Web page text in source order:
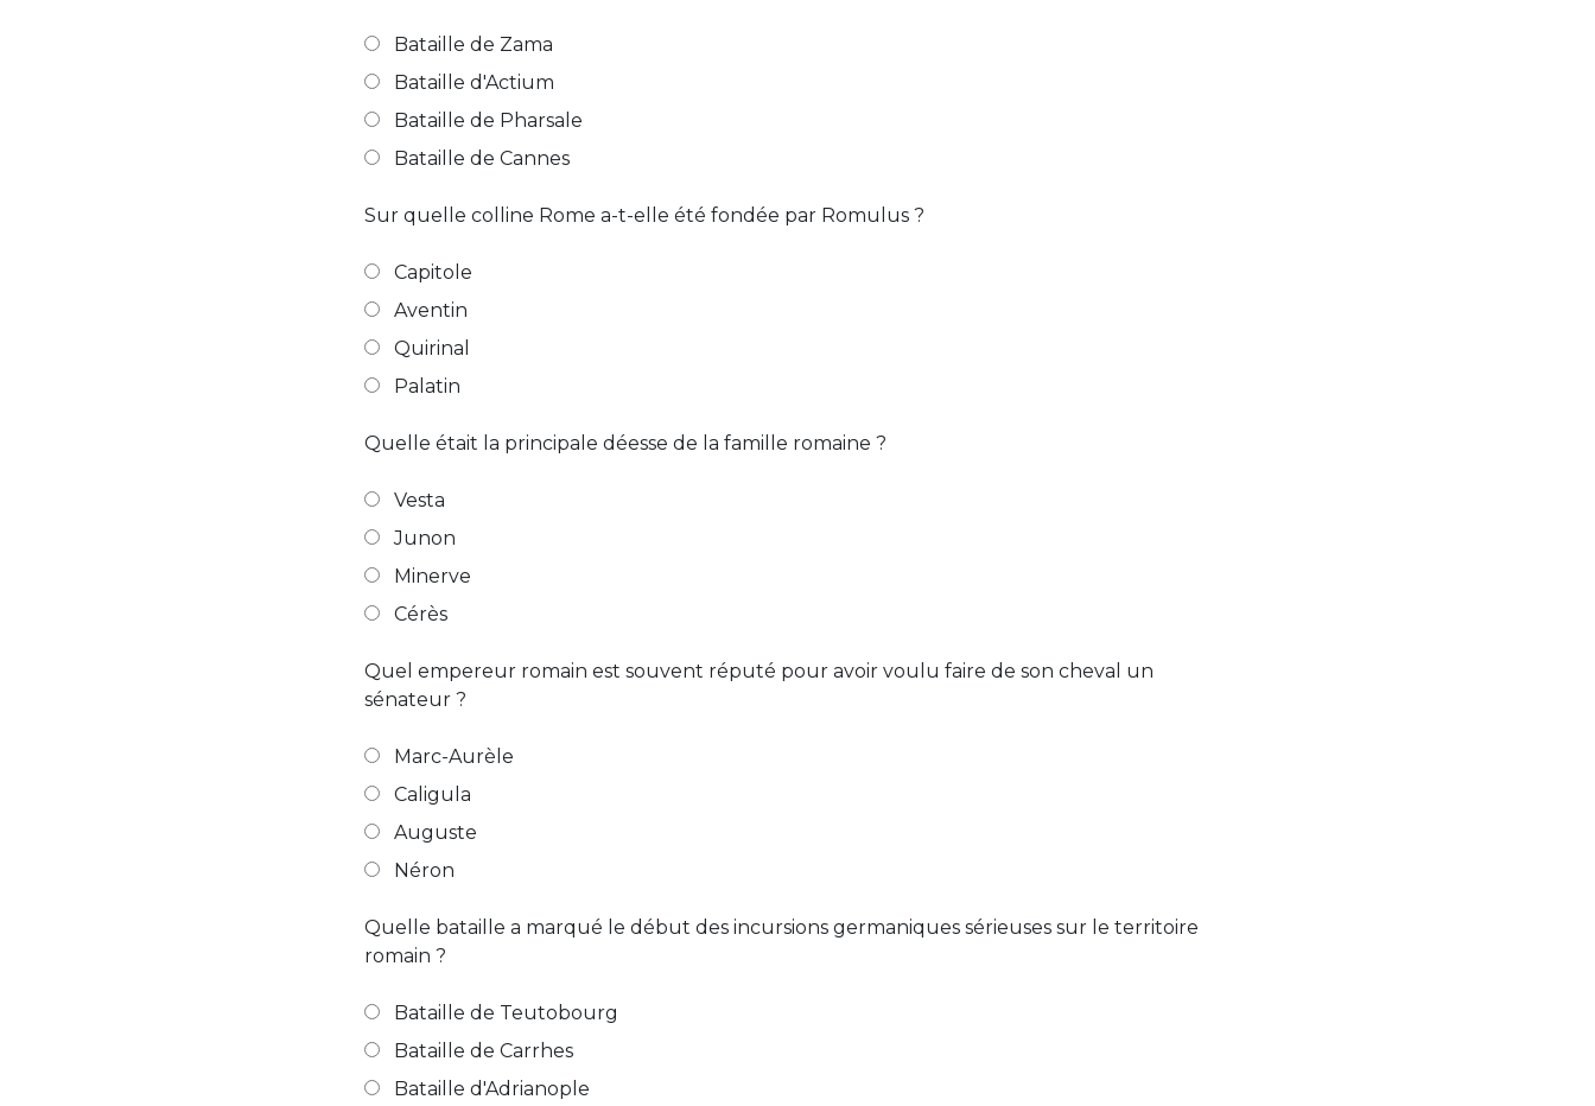
Bataille de Zama
Bataille d'Actium
Bataille de Pharsale
Bataille de Cannes
Sur quelle colline Rome a-t-elle été fondée par Romulus ?
Capitole
Aventin
Quirinal
Palatin
Quelle était la principale déesse de la famille romaine ?
Vesta
Junon
Minerve
Cérès
Quel empereur romain est souvent réputé pour avoir voulu faire de son cheval un
sénateur ?
Marc-Aurèle
Caligula
Auguste
Néron
Quelle bataille a marqué le début des incursions germaniques sérieuses sur le territoire
romain ?
Bataille de Teutobourg
Bataille de Carrhes
Bataille d'Adrianople